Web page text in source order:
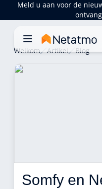
Meld u aan voor de
Welkom Artikel Blog
Somfy en